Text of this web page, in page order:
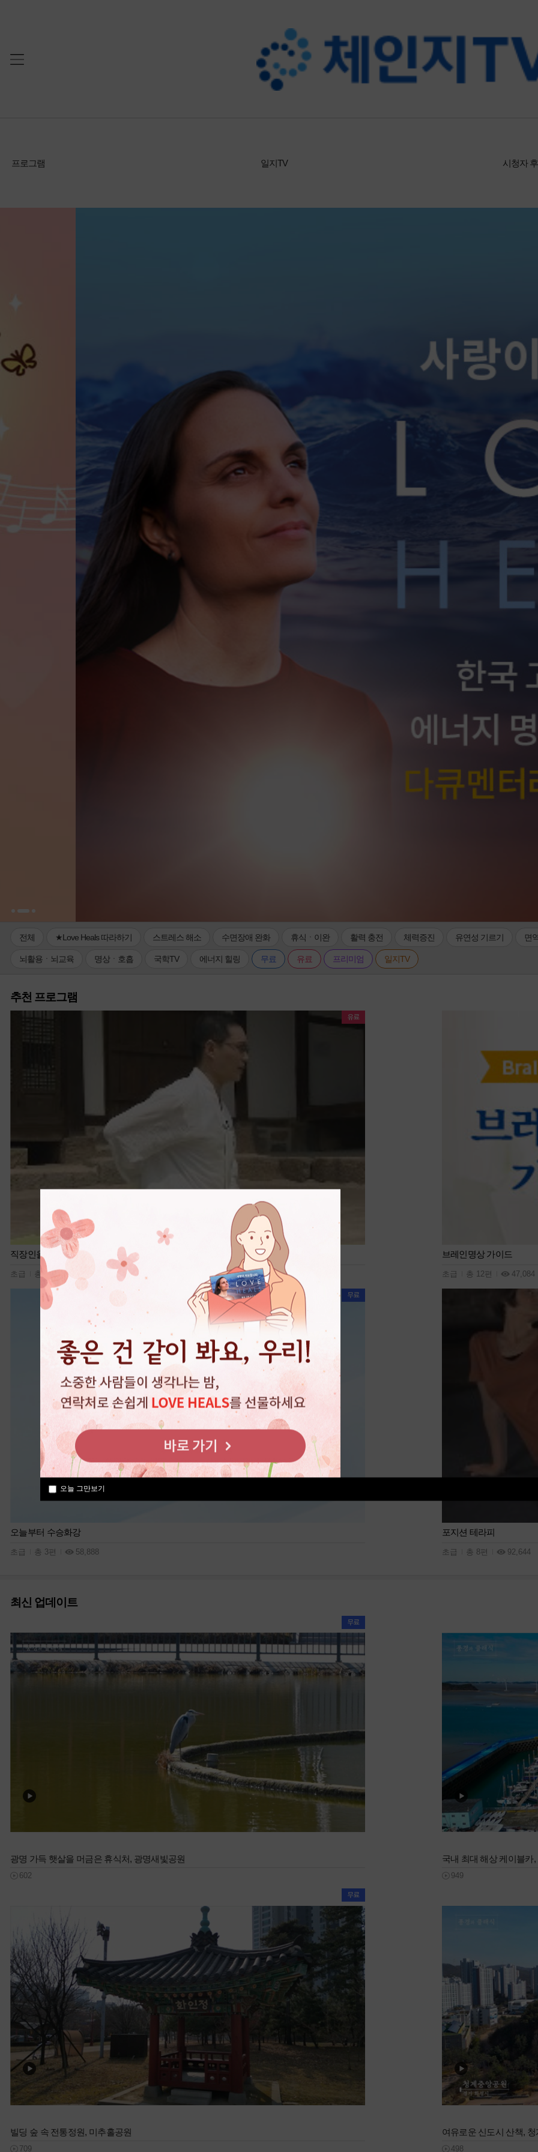
프로그램 일지TV 시청자
전체 ★Love Heals 따라하기 스트레스 해소 수면장애 완화 휴식ㆍ이완 활력 충전 체력증진 유연성 기르기 면
뇌활용ㆍ뇌교육 명상ㆍ호흡 국학TV 에너지 힐링 무료 유료 프리미엄 일지TV
오늘 그만보기
추천 프로그램
직장인을 위한 힐링 명상
초급 총 7편 115,678
브레인명상 가이드
초급 총 12편 47,084
오늘부터 수승화강
초급 총 3편 58,888
포지션 테라피
초급 총 8편 92,644
최신 업데이트
광명 가득 햇살을 머금은 휴식처, 광명새빛공원
602
국내 최대 해상 케이블카,
949
빌딩 숲 속 전통정원, 미추홀공원
709
여유로운 신도시 산책,
498